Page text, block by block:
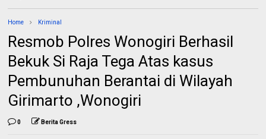
Home Kriminal
Resmob Polres Wonogiri Berhasil
Bekuk Si Raja Tega Atas kasus
Pembunuhan Berantai di Wilayah
Girimarto ,Wonogiri
0 Berita Gress